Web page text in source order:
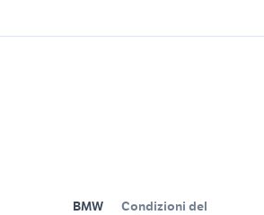
BMW
Condizioni del